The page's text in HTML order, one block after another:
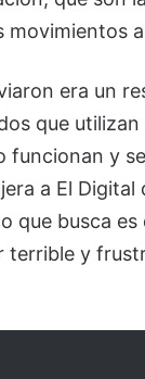
era un
que
y
a El
que busca
y